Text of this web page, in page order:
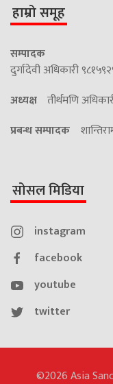
हाम्रो समूह
सम्पादक
दुर्गादेवी अधिकारी
अध्यक्ष तीर्थमणि
प्रबन्ध सम्पादक
सोसल मिडिया
instagram
facebook
youtube
twitter
©2026 Asia